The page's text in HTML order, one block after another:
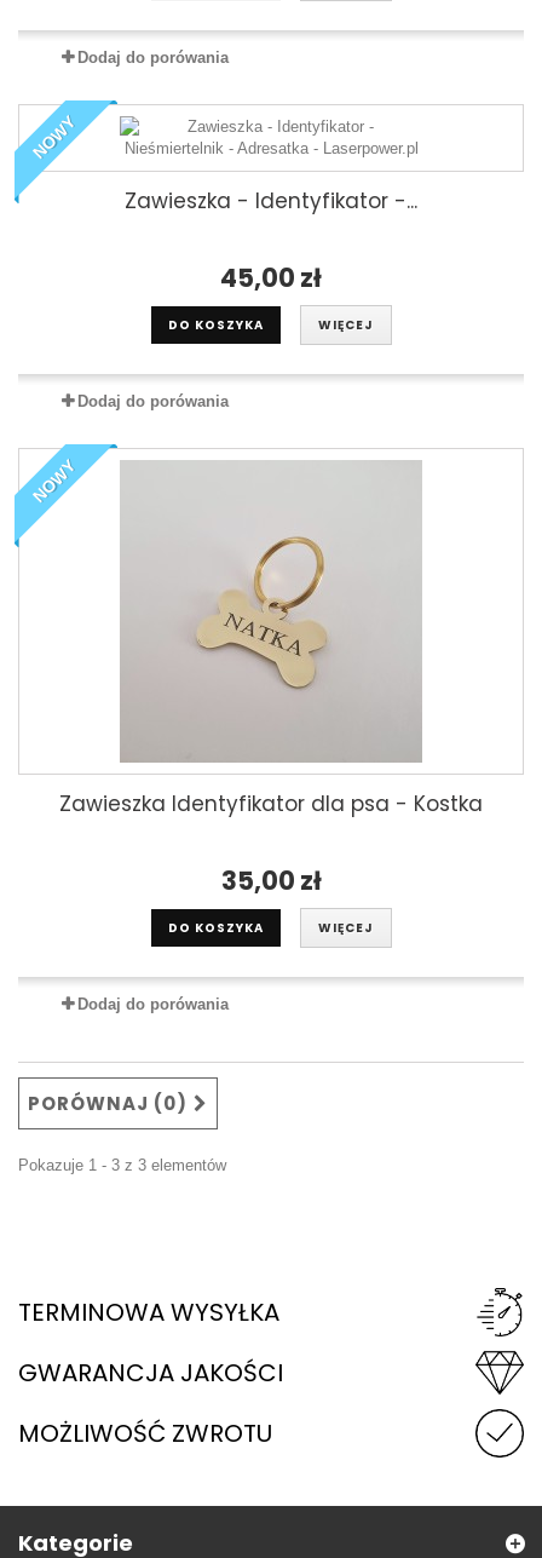
Dodaj do porówania
NOWY
Zawieszka - Identyfikator -...
45,00 zł
DO KOSZYKA WIĘCEJ
Dodaj do porówania
NOWY
Zawieszka Identyfikator dla psa - Kostka
35,00 zł
DO KOSZYKA WIĘCEJ
Dodaj do porówania
PORÓWNAJ (0)
Pokazuje 1 - 3 z 3 elementów
TERMINOWA WYSYŁKA
GWARANCJA JAKOŚCI
MOŻLIWOŚĆ ZWROTU
Kategorie